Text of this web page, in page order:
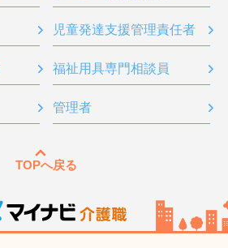
児童発達支援管理責任者
福祉用具専門相談員
管理者
TOPへ戻る